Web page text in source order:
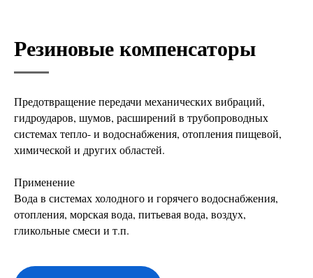
Резиновые компенсаторы
Предотвращение передачи механических вибраций,
гидроударов, шумов, расширений в трубопроводных
системах тепло- и водоснабжения, отопления пищевой,
химической и других областей.
Применение
Вода в системах холодного и горячего водоснабжения,
отопления, морская вода, питьевая вода, воздух,
гликольные смеси и т.п.